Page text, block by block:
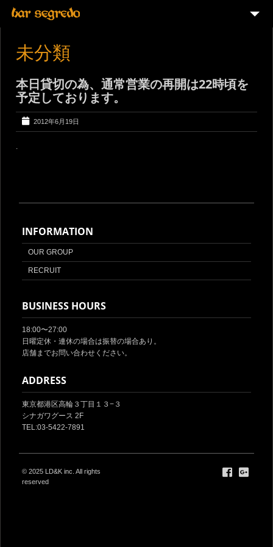
MENU
PARTY PLAN
未分類
本日貸切の為、通常営業の再開は22時頃を
予定しております。
2012年6月19日
.
INFORMATION
OUR GROUP
RECRUIT
BUSINESS HOURS
18:00〜27:00
日曜定休・連休の場合は振替の場合あり。
店舗までお問い合わせください。
ADDRESS
東京都港区高輪３丁目１３−３
シナガワグース 2F
TEL:03-5422-7891
© 2025 LD&K inc. All rights
reserved